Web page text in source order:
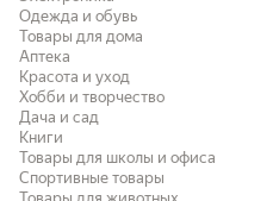
Одежда и обувь
Товары для дома
Аптека
Красота и уход
Хобби и творчество
Дача и сад
Книги
Товары для школы и офиса
Спортивные товары